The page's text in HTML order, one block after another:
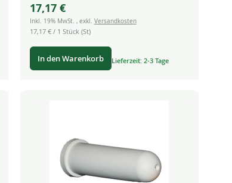
17,17 €
Inkl. 19% MwSt. , exkl. Versandkosten
17,17 €/ 1 Stück (St)
In den Warenkorb Lieferzeit: 2-3 Tage